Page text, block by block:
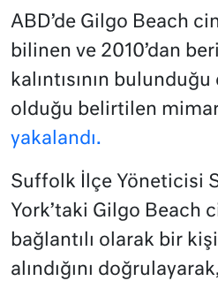
ABD’de Gilgo Beach
bilinen ve 2010’dan
kalıntısının
olduğu belirtilen
yakalandı.
Suffolk İlçe Yöneticisi
York’taki Gilgo Beach
bağlantılı olarak bir
alındığını